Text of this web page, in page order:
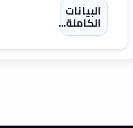
البيانات
الكاملة...